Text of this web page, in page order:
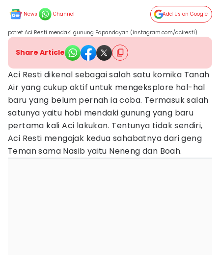
News Channel Add Us on Google
potret Aci Resti mendaki gunung Papandayan (instagram.com/aciresti)
Share Article
Aci Resti dikenal sebagai salah satu komika Tanah
Air yang cukup aktif untuk mengeksplore hal-hal
baru yang belum pernah ia coba. Termasuk salah
satunya yaitu hobi mendaki gunung yang baru
pertama kali Aci lakukan. Tentunya tidak sendiri,
Aci Resti mengajak kedua sahabatnya dari geng
Teman sama Nasib yaitu Neneng dan Boah.